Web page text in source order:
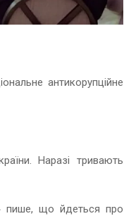
антикорупційне
Наразі тривають
пише, що йдеться про